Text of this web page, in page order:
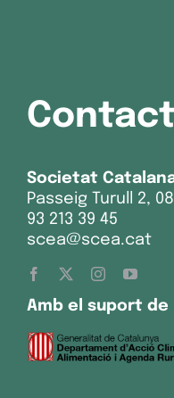
Societat
Passeig Turull 2,
93 213 39 45
scea@scea.cat
Amb el suport de